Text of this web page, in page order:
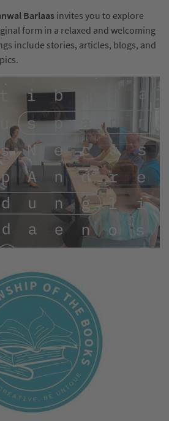
Barlaasinvites you to explore
form in a relaxed and welcoming
include stories, articles, blogs, and